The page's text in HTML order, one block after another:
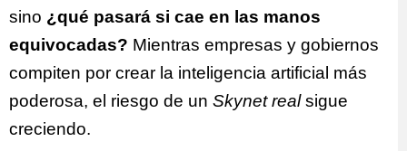
sino ¿qué pasará si cae en las manos
equivocadas? Mientras empresas y gobiernos
compiten por crear la inteligencia artificial más
poderosa, el riesgo de un Skynet realsigue
creciendo.